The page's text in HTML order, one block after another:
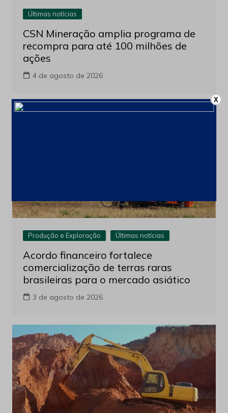
Últimas notícias
CSN Mineração amplia programa de
recompra para até 100 milhões de
ações
4 de agosto de 2026
Produção e Exploração Últimas notícias
Acordo financeiro fortalece
comercialização de terras raras
brasileiras para o mercado asiático
3 de agosto de 2026
X